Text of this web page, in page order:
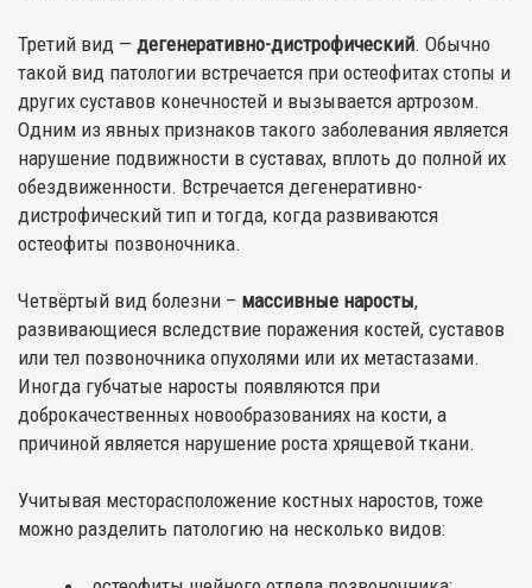
Третий вид — дегенеративно-дистрофический. Обычно
такой вид патологии встречается при остеофитах стопы и
других суставов конечностей и вызывается артрозом.
Одним из явных признаков такого заболевания является
нарушение подвижности в суставах, вплоть до полной их
обездвиженности. Встречается дегенеративно-
дистрофический тип и тогда, когда развиваются
остеофиты позвоночника.
Четвёртый вид болезни – массивные наросты,
развивающиеся вследствие поражения костей, суставов
или тел позвоночника опухолями или их метастазами.
Иногда губчатые наросты появляются при
доброкачественных новообразованиях на кости, а
причиной является нарушение роста хрящевой ткани.
Учитывая месторасположение костных наростов, тоже
можно разделить патологию на несколько видов: